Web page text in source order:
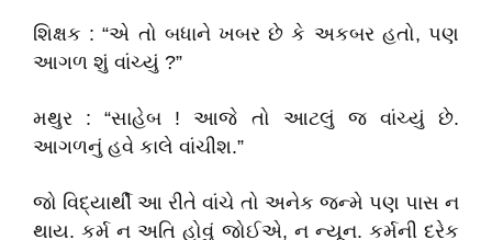
શિક્ષક : “એ તો બધાને ખબર છે કે અકબર હતો, પણ
આગળ શું વાંચ્યું ?”
મથુર : “સાહેબ ! આજે તો આટલું જ વાંચ્યું છે.
આગળનું હવે કાલે વાંચીશ.”
જો વિદ્યાર્થી આ રીતે વાંચે તો અનેક જન્મે પણ પાસ ન
થાય. કર્મ ન અતિ હોવું જોઈએ, ન ન્યૂન. કર્મની દરેક